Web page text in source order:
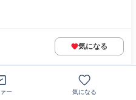
気になる
人を見る
ー 気になる